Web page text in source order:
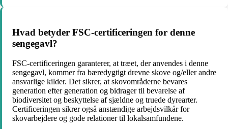
Hvad betyder FSC-certificeringen for denne
sengegavl?
FSC-certificeringen garanterer, at træet, der anvendes i denne
sengegavl, kommer fra bæredygtigt drevne skove og/eller andre
ansvarlige kilder. Det sikrer, at skovområderne bevares
generation efter generation og bidrager til bevarelse af
biodiversitet og beskyttelse af sjældne og truede dyrearter.
Certificeringen sikrer også anstændige arbejdsvilkår for
skovarbejdere og gode relationer til lokalsamfundene.